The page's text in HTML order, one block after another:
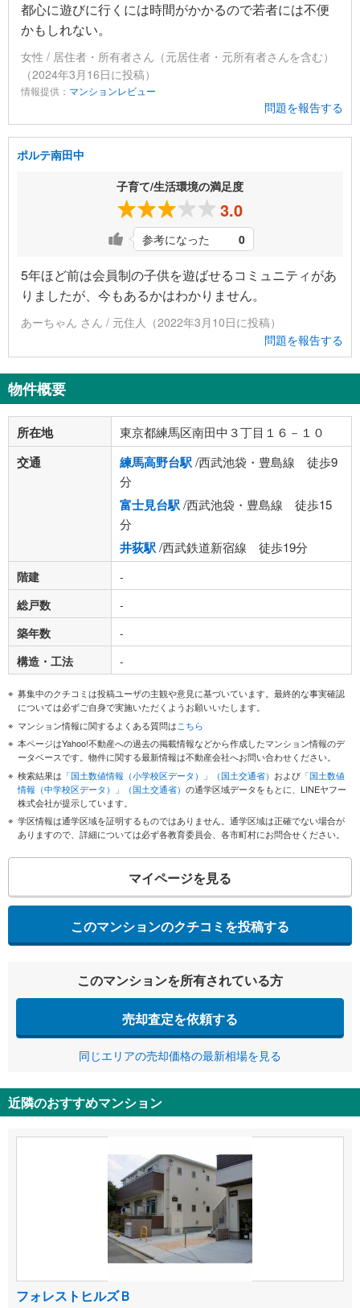
都心に遊びに行くには時間がかかるので若者には不便
かもしれない。
女性 / 居住者・所有者さん（元居住者・元所有者さんを含む）
（2024年3月16日に投稿）
情報提供： マンションレビュー
問題を報告する
ポルテ南田中
子育て/生活環境の満足度
3.0
参考になった 0
5年ほど前は会員制の子供を遊ばせるコミュニティがあ
りましたが、今もあるかはわかりません。
あーちゃん さん / 元住人（2022年3月10日に投稿）
問題を報告する
物件概要
所在地 東京都練馬区南田中３丁目１６－１０
交通 練馬高野台駅/西武池袋・豊島線 徒歩9
分
富士見台駅/西武池袋・豊島線 徒歩15
分
井荻駅/西武鉄道新宿線 徒歩19分
階建
-
総戸数
-
築年数
-
構造・工法
-
募集中のクチコミは投稿ユーザの主観や意見に基づいています。最終的な事実確認
については必ずご自身で実施いただくようお願いいたします。
マンション情報に関するよくある質問はこちら
本ページはYahoo!不動産への過去の掲載情報などから作成したマンション情報のデ
ータベースです。物件に関する最新情報は不動産会社へお問い合わせください。
検索結果は 「国土数値情報（小学校区データ）」（国土交通省） および 「国土数値
情報（中学校区データ）」（国土交通省） の通学区域データをもとに、LINEヤフー
株式会社が提示しています。
学区情報は通学区域を証明するものではありません。通学区域は正確でない場合が
ありますので、詳細については必ず各教育委員会、各市町村にお問合せください。
マイページを見る
このマンションのクチコミを投稿する
このマンションを所有されている方
売却査定を依頼する
同じエリアの売却価格の最新相場を見る
近隣のおすすめマンション
フォレストヒルズＢ